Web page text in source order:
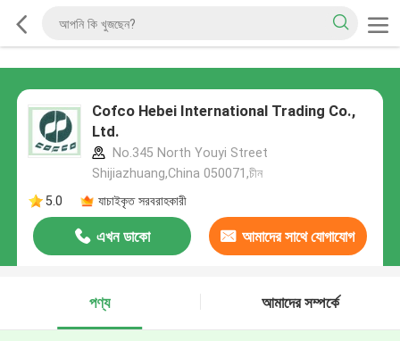
Cofco Hebei International Trading Co.,
Ltd.
No.345 North Youyi Street
Shijiazhuang,China 050071,চীন
5.0
যাচাইকৃত সরবরাহকারী
এখন ডাকো আমাদের সাথে যোগাযোগ
পণ্য
আমাদের সম্পর্কে